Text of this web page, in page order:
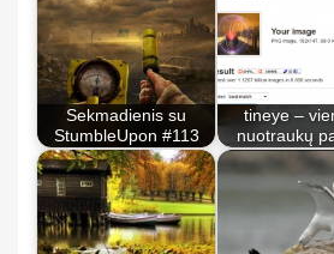
Sekmadienis su
StumbleUpon #113
tineye –
nuotraukų